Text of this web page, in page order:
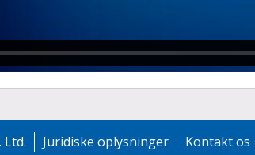
Ltd. Juridiske oplysninger Kontakt os